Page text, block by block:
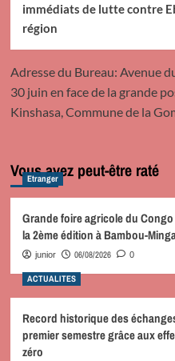
immédiats de lutte contre
région
Adresse du Bureau: Avenue
30 juin en face de la grande
Kinshasa, Commune de la
Vous avez peut-être raté
Etranger
Grande foire agricole du
la 2ème édition à Bambou-
junior 06/08/2026 0
ACTUALITES
Record historique des
premier semestre grâce aux
zéro